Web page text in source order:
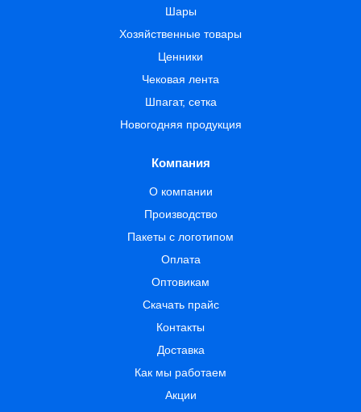
Шары
Хозяйственные товары
Ценники
Чековая лента
Шпагат, сетка
Новогодняя продукция
Компания
О компании
Производство
Пакеты с логотипом
Оплата
Оптовикам
Скачать прайс
Контакты
Доставка
Как мы работаем
Акции